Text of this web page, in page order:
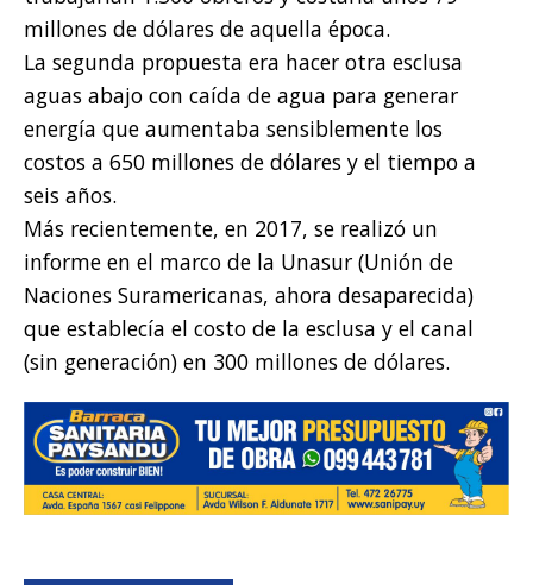
millones de dólares de aquella época.
La segunda propuesta era hacer otra esclusa
aguas abajo con caída de agua para generar
energía que aumentaba sensiblemente los
costos a 650 millones de dólares y el tiempo a
seis años.
Más recientemente, en 2017, se realizó un
informe en el marco de la Unasur (Unión de
Naciones Suramericanas, ahora desaparecida)
que establecía el costo de la esclusa y el canal
(sin generación) en 300 millones de dólares.